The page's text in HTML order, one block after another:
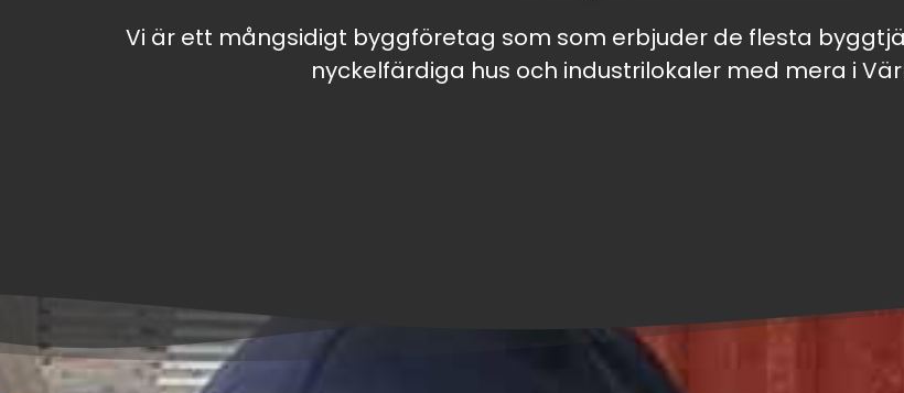
Vi är ett mångsidigt byggföretag som som erbjuder de flesta
nyckelfärdiga hus och industrilokaler med mera i